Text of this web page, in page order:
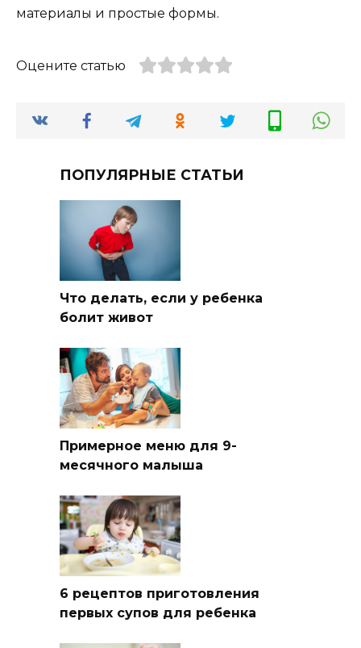
материалы и простые формы.
Оцените статью
ПОПУЛЯРНЫЕ СТАТЬИ
Что делать, если у ребенка
болит живот
Примерное меню для 9-
месячного малыша
6 рецептов приготовления
первых супов для ребенка